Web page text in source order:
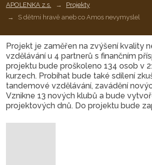
APOLENKA z.s.
Projekty
S dětmi hravě aneb co Amos nevymyslel
Projekt je zaměřen na zvýšení kvality
vzdělávání u 4 partnerů s finančním
projektu bude proškoleno 134 osob v
kurzech. Probíhat bude také sdílení
tandemové vzdělávání, zavádění
Vznikne 13 nových klubů a bude
projektových dnů. Do projektu bude